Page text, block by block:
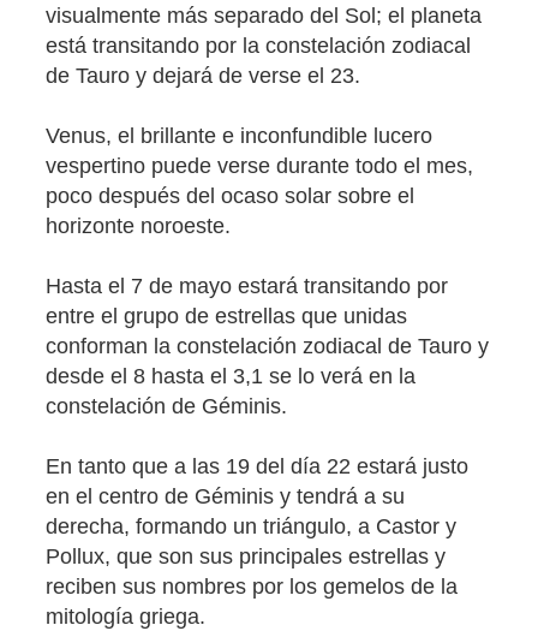
visualmente más separado del Sol; el planeta
está transitando por la constelación zodiacal
de Tauro y dejará de verse el 23.
Venus, el brillante e inconfundible lucero
vespertino puede verse durante todo el mes,
poco después del ocaso solar sobre el
horizonte noroeste.
Hasta el 7 de mayo estará transitando por
entre el grupo de estrellas que unidas
conforman la constelación zodiacal de Tauro y
desde el 8 hasta el 3,1 se lo verá en la
constelación de Géminis.
En tanto que a las 19 del día 22 estará justo
en el centro de Géminis y tendrá a su
derecha, formando un triángulo, a Castor y
Pollux, que son sus principales estrellas y
reciben sus nombres por los gemelos de la
mitología griega.